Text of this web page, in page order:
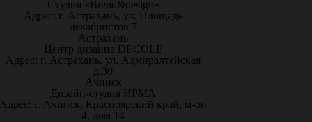
Студия «Brend&design»
Адрес: г. Астрахань, ул. Площадь
декабристов 7
Астрахань
Центр дизайна DECOLE
Адрес: г. Астрахань, ул. Адмиралтейская
д.30
Ачинск
Дизайн-студия ИРМА
Адрес: г. Ачинск, Красноярский край, м-он
4, дом 14